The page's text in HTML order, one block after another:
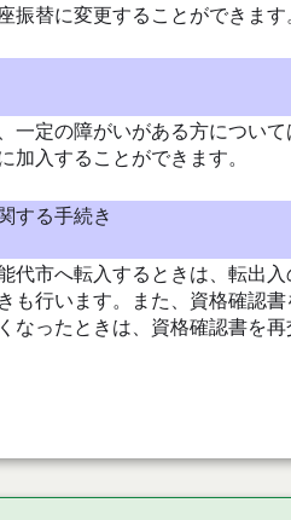
振替に変更することができます
一定の障がいがある方について
加入することができます。
する手続き
代市へ転入するときは、転出入
も行います。また、資格確認書
なったときは、資格確認書を